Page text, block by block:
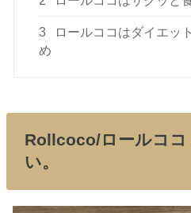
3
ロールココはダイエッ
め
Rollcoco/ロールココ
い。